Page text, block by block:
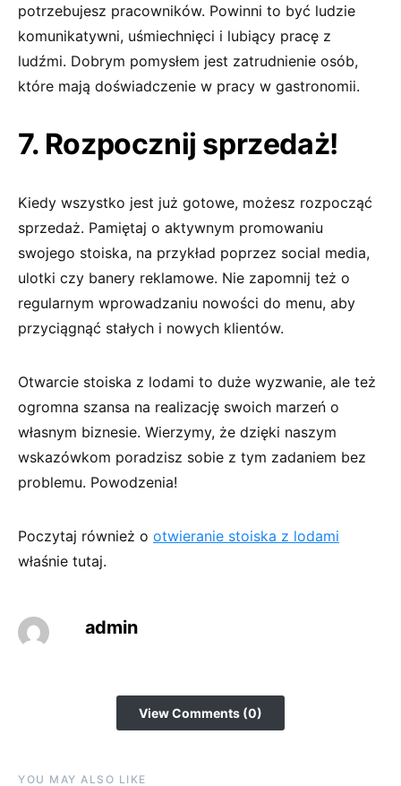
potrzebujesz pracowników. Powinni to być ludzie
komunikatywni, uśmiechnięci i lubiący pracę z
ludźmi. Dobrym pomysłem jest zatrudnienie osób,
które mają doświadczenie w pracy w gastronomii.
7. Rozpocznij sprzedaż!
Kiedy wszystko jest już gotowe, możesz rozpocząć
sprzedaż. Pamiętaj o aktywnym promowaniu
swojego stoiska, na przykład poprzez social media,
ulotki czy banery reklamowe. Nie zapomnij też o
regularnym wprowadzaniu nowości do menu, aby
przyciągnąć stałych i nowych klientów.
Otwarcie stoiska z lodami to duże wyzwanie, ale też
ogromna szansa na realizację swoich marzeń o
własnym biznesie. Wierzymy, że dzięki naszym
wskazówkom poradzisz sobie z tym zadaniem bez
problemu. Powodzenia!
Poczytaj również o otwieranie stoiska z lodami
właśnie tutaj.
admin
View Comments (0)
YOU MAY ALSO LIKE